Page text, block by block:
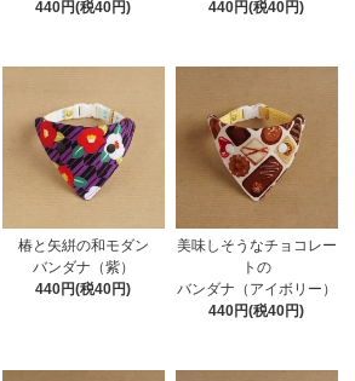
440円(税40円)
440円(税40円)
椿と矢絣の和モダン
バンダナ（紫）
440円(税40円)
美味しそうなチョコレー
トの
バンダナ（アイボリー）
440円(税40円)